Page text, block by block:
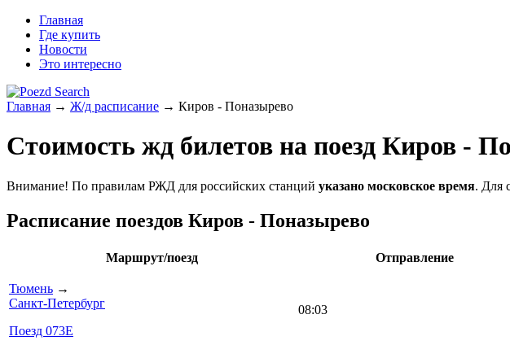
Главная
Где купить
Новости
Это интересно
Главная → Ж/д расписание → Киров - Поназырево
Стоимость жд билетов на поезд Киров -
Внимание! По правилам РЖД для российских станций указано московское время. Для
Расписание поездов Киров - Поназырево
Маршрут/поезд Отправление
Тюмень →
Санкт-Петербург
Поезд 073Е
08:03